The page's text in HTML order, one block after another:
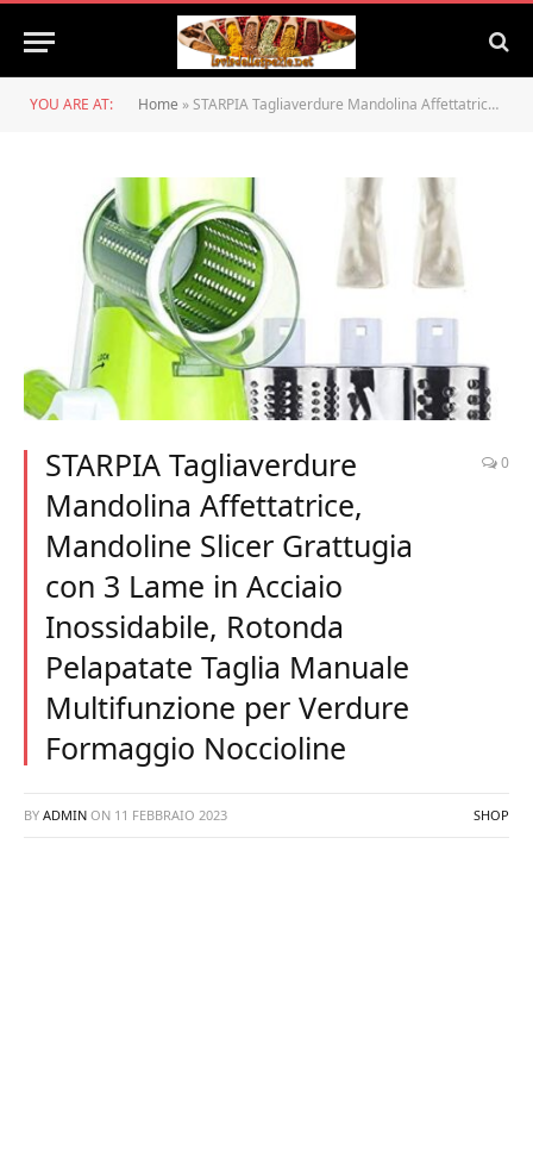
YOU ARE AT: Home »STARPIA Tagliaverdure Mandolina Affettatrice, Mandoline Slicer Grattugia con 3 Lame in Acciaio Inossidabile, Rotonda Pelapatate Taglia Manuale Multifunzione per Verdure Formaggio Noccioline
STARPIA Tagliaverdure
Mandolina Affettatrice,
Mandoline Slicer Grattugia
con 3 Lame in Acciaio
Inossidabile, Rotonda
Pelapatate Taglia Manuale
Multifunzione per Verdure
Formaggio Noccioline
0
BY ADMIN ON 11 FEBBRAIO 2023 SHOP